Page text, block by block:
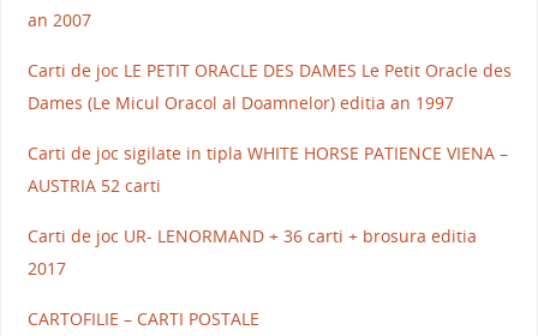
an 2007
Carti de joc LE PETIT ORACLE DES DAMES Le Petit Oracle des
Dames (Le Micul Oracol al Doamnelor) editia an 1997
Carti de joc sigilate in tipla WHITE HORSE PATIENCE VIENA –
AUSTRIA 52 carti
Carti de joc UR- LENORMAND + 36 carti + brosura editia
2017
CARTOFILIE – CARTI POSTALE